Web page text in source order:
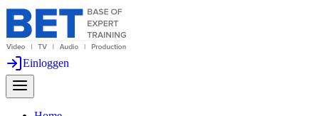
Einloggen